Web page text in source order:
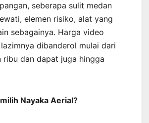
seberapa sulit medan
elemen risiko, alat yang
sebagainya. Harga video
dibanderol mulai dari
ribu dan dapat juga hingga
Nayaka Aerial?